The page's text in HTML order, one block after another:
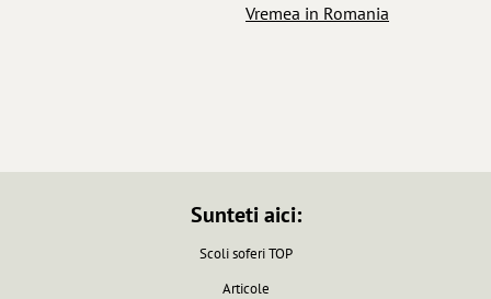
Vremea in Romania
Sunteti aici:
Scoli soferi TOP
Articole